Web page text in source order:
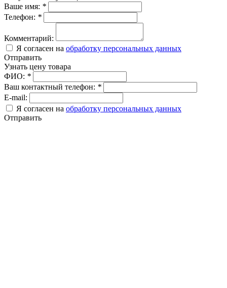
Ваше имя: *
Телефон: *
Комментарий:
Я согласен на обработку персональных данных
Отправить
Узнать цену товара
ФИО: *
Ваш контактный телефон: *
E-mail:
Я согласен на обработку персональных данных
Отправить